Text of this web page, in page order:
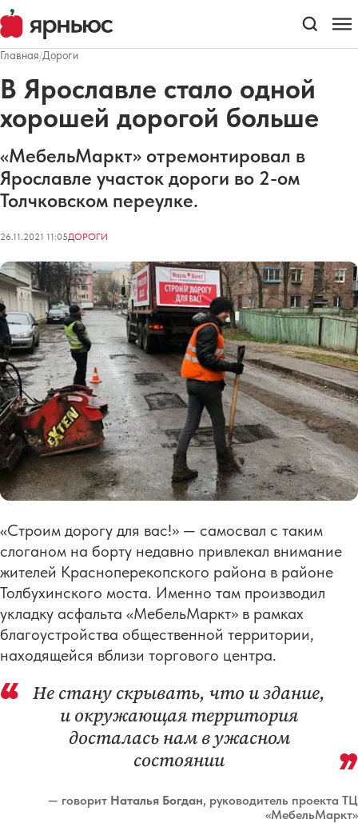
Главная/Дороги
В Ярославле стало одной
хорошей дорогой больше
«МебельМаркт» отремонтировал в
Ярославле участок дороги во 2-ом
Толчковском переулке.
26.11.2021 11:05ДОРОГИ
«Строим дорогу для вас!» — самосвал с таким
слоганом на борту недавно привлекал внимание
жителей Красноперекопского района в районе
Толбухинского моста. Именно там производил
укладку асфальта «МебельМаркт» в рамках
благоустройства общественной территории,
находящейся вблизи торгового центра.
Не стану скрывать, что и здание,
и окружающая территория
досталась нам в ужасном
состоянии
— говорит Наталья Богдан, руководитель проекта ТЦ
«МебельМаркт»